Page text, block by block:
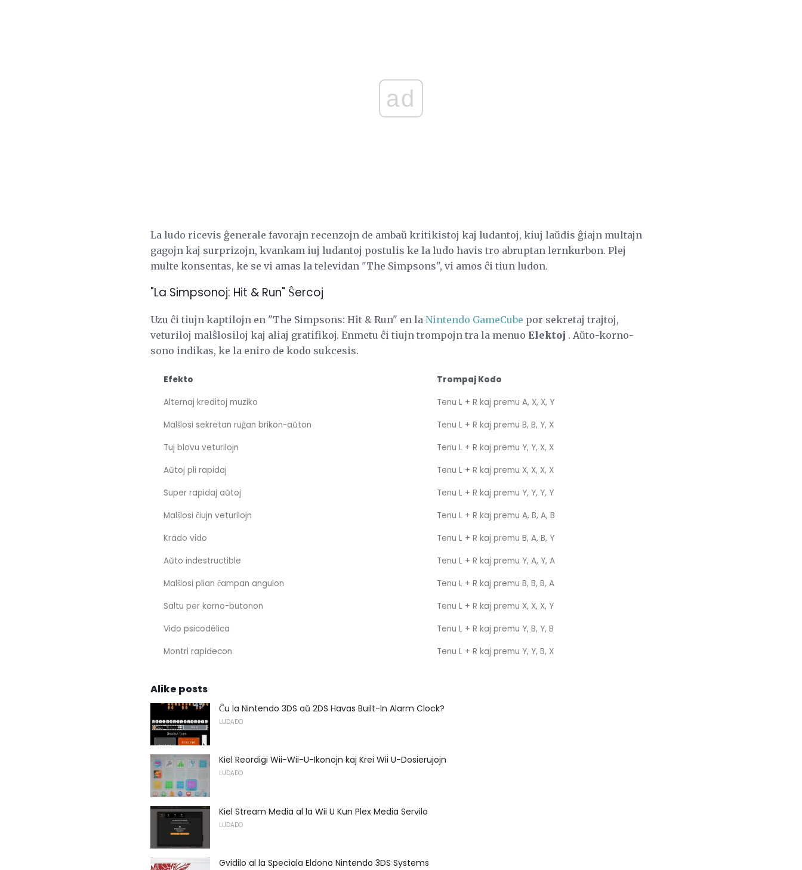
ad
La ludo ricevis ĝenerale favorajn recenzojn de ambaŭ kritikistoj kaj ludantoj, kiuj laŭdis ĝiajn multajn
gagojn kaj surprizojn, kvankam iuj ludantoj postulis ke la ludo havis tro abruptan lernkurbon. Plej
multe konsentas, ke se vi amas la televidan "The Simpsons", vi amos ĉi tiun ludon.
"La Simpsonoj: Hit & Run" Ŝercoj
Uzu ĉi tiujn kaptilojn en "The Simpsons: Hit & Run" en la Nintendo GameCube por sekretaj trajtoj,
veturiloj malŝlosiloj kaj aliaj gratifikoj. Enmetu ĉi tiujn trompojn tra la menuo Elektoj . Aŭto-korno-
sono indikas, ke la eniro de kodo sukcesis.
Efekto
Trompaj Kodo
Alternaj kreditoj muziko
Tenu L + R kaj premu A, X, X, Y
Malŝlosi sekretan ruĝan brikon-aŭton
Tenu L + R kaj premu B, B, Y, X
Tuj blovu veturilojn
Tenu L + R kaj premu Y, Y, X, X
Aŭtoj pli rapidaj
Tenu L + R kaj premu X, X, X, X
Super rapidaj aŭtoj
Tenu L + R kaj premu Y, Y, Y, Y
Malŝlosi ĉiujn veturilojn
Tenu L + R kaj premu A, B, A, B
Krado vido
Tenu L + R kaj premu B, A, B, Y
Aŭto indestructible
Tenu L + R kaj premu Y, A, Y, A
Malŝlosi plian ĉampan angulon
Tenu L + R kaj premu B, B, B, A
Saltu per korno-butonon
Tenu L + R kaj premu X, X, X, Y
Vido psicodélica
Tenu L + R kaj premu Y, B, Y, B
Montri rapidecon
Tenu L + R kaj premu Y, Y, B, X
Alike posts
Ĉu la Nintendo 3DS aŭ 2DS Havas Built-In Alarm Clock?
LUDADO
Kiel Reordigi Wii-Wii-U-Ikonojn kaj Krei Wii U-Dosierujojn
LUDADO
Kiel Stream Media al la Wii U Kun Plex Media Servilo
LUDADO
Gvidilo al la Speciala Eldono Nintendo 3DS Systems